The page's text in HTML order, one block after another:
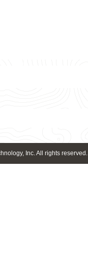
Inc. All rights reserved.